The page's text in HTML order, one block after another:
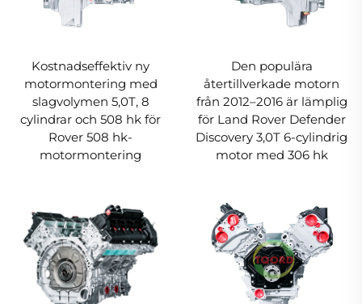
Kostnadseffektiv ny
motormontering med
slagvolymen 5,0T, 8
cylindrar och 508 hk för
Rover 508 hk-
motormontering
Den populära
återtillverkade motorn
från 2012–2016 är lämplig
för Land Rover Defender
Discovery 3,0T 6-cylindrig
motor med 306 hk